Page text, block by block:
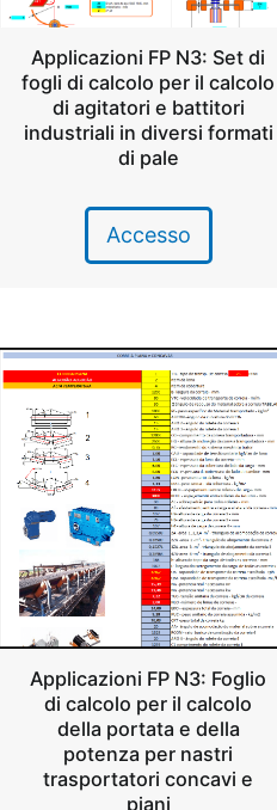
Applicazioni FP N3: Set di
fogli di calcolo per il calcolo
di agitatori e battitori
industriali in diversi formati
di pale
Accesso
Applicazioni FP N3: Foglio
di calcolo per il calcolo
della portata e della
potenza per nastri
trasportatori concavi e
piani